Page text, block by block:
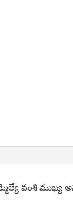
వంశీ ముఖ్య